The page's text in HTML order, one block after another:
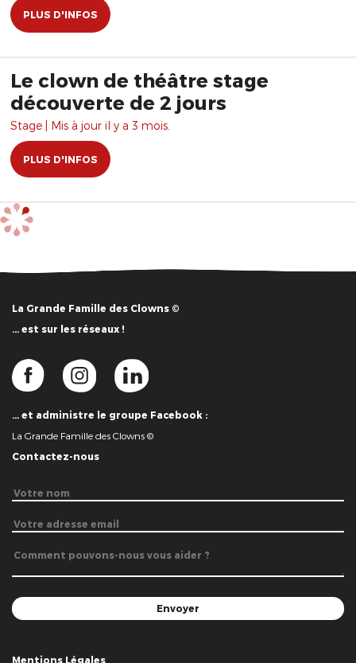
PLUS D'INFOS
Le clown de théâtre stage
découverte de 2 jours
Stage | Mis à jour il y a 3 mois.
PLUS D'INFOS
La Grande Famille des Clowns ©
… est sur les réseaux !
… et administre le groupe Facebook :
La Grande Famille des Clowns ©
Contactez-nous
Mentions Légales